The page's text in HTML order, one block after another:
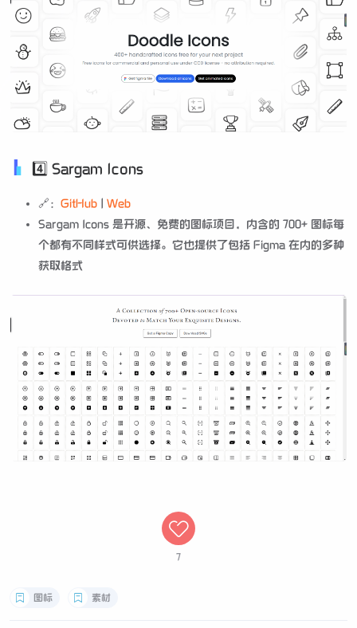
4️⃣ Sargam Icons
🔗： GitHub
Web
Sargam Icons 是开源、免费的图标项目，内含的 700+ 图标每
个都有不同样式可供选择。它也提供了包括 Figma 在内的多种
获取格式
7
图标 素材